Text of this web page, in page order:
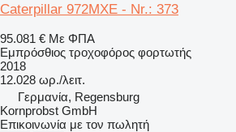
Caterpillar 972MXE - Nr.: 373
95.081 € Με ΦΠΑ
Εμπρόσθιος τροχοφόρος φορτωτής
2018
12.028 ωρ./λειτ.
Γερμανία, Regensburg
Kornprobst GmbH
Επικοινωνία με τον πωλητή